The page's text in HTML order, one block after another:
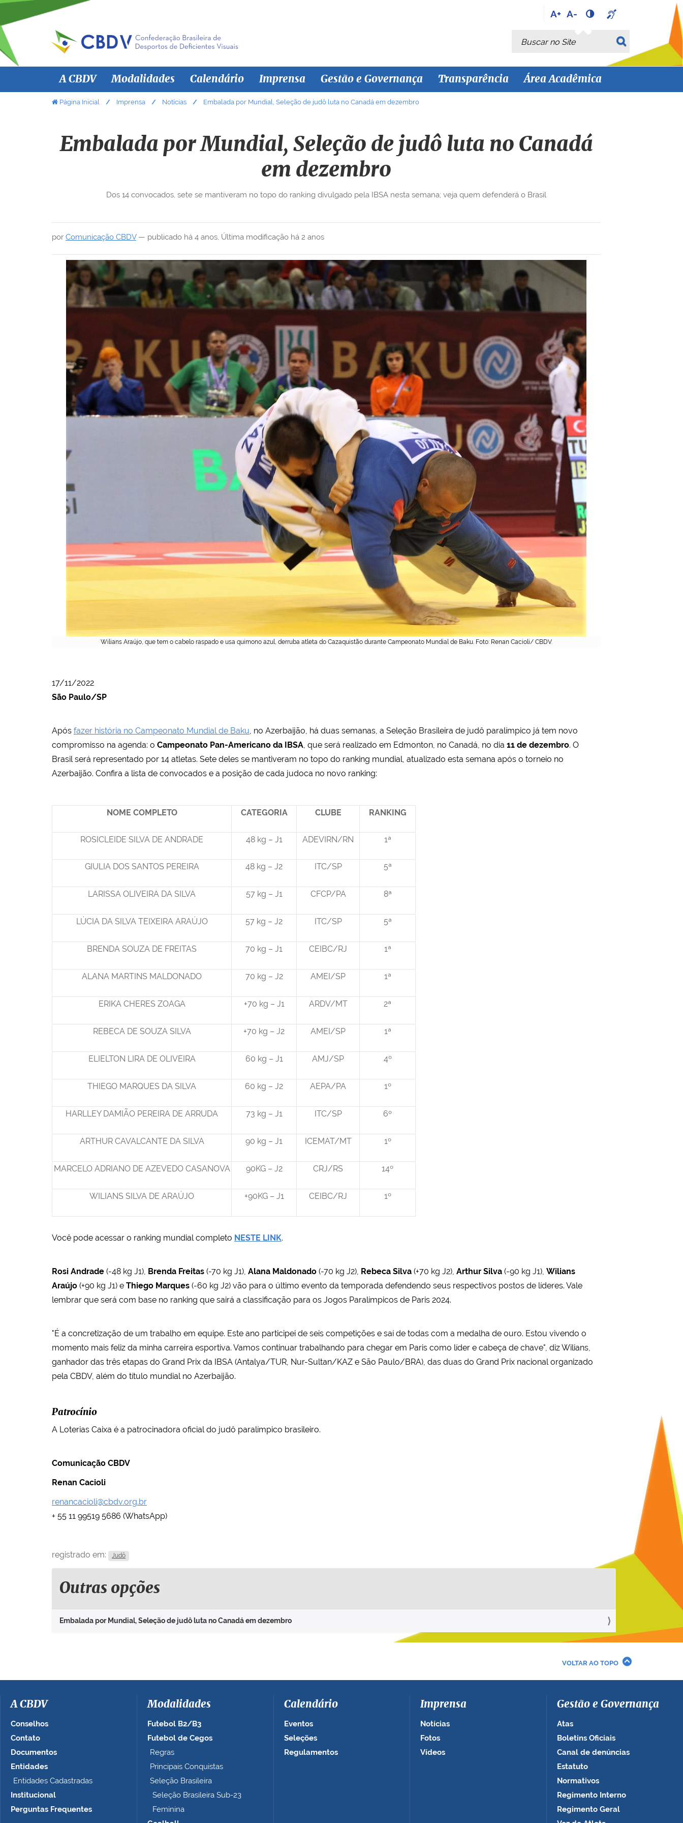
A+ A-
Busca
Busca Avançada…
A CBDV Modalidades Calendário Imprensa Gestão e Governança Transparência Área Acadêmica
V Página Inicial Imprensa Notícias Embalada por Mundial, Seleção de judô luta no Canadá em dezembro
Wilians Araújo, que tem o cabelo raspado e usa quimono azul, derruba atleta do Cazaquistão durante Campeonato Mundial de Baku. Foto: Renan Cacioli/ CBDV.
Embalada por Mundial, Seleção de judô luta no Canadá
em dezembro
por Comunicação CBDV— publicado há 4 anos, Última modificação há 2 anos
Dos 14 convocados, sete se mantiveram no topo do ranking divulgado pela IBSA nesta semana; veja quem defenderá o Brasil
17/11/2022
São Paulo/SP
Após fazer história no Campeonato Mundial de Baku, no Azerbaijão, há duas semanas, a Seleção Brasileira de judô paralímpico já tem novo
compromisso na agenda: o Campeonato Pan-Americano da IBSA, que será realizado em Edmonton, no Canadá, no dia 11 de dezembro. O
Brasil será representado por 14 atletas. Sete deles se mantiveram no topo do ranking mundial, atualizado esta semana após o torneio no
Azerbaijão. Confira a lista de convocados e a posição de cada judoca no novo ranking:
NOME COMPLETO CATEGORIA CLUBE RANKING
ROSICLEIDE SILVA DE ANDRADE 48 kg – J1 ADEVIRN/RN 1ª
GIULIA DOS SANTOS PEREIRA 48 kg – J2 ITC/SP 5ª
LARISSA OLIVEIRA DA SILVA 57 kg – J1 CFCP/PA 8ª
LÚCIA DA SILVA TEIXEIRA ARAÚJO 57 kg – J2 ITC/SP 5ª
BRENDA SOUZA DE FREITAS 70 kg – J1 CEIBC/RJ 1ª
ALANA MARTINS MALDONADO 70 kg – J2 AMEI/SP 1ª
ERIKA CHERES ZOAGA +70 kg – J1 ARDV/MT 2ª
REBECA DE SOUZA SILVA +70 kg – J2 AMEI/SP 1ª
ELIELTON LIRA DE OLIVEIRA 60 kg – J1 AMJ/SP 4º
THIEGO MARQUES DA SILVA 60 kg – J2 AEPA/PA 1º
HARLLEY DAMIÃO PEREIRA DE ARRUDA 73 kg – J1 ITC/SP 6º
ARTHUR CAVALCANTE DA SILVA 90 kg – J1 ICEMAT/MT 1º
MARCELO ADRIANO DE AZEVEDO CASANOVA 90KG – J2 CRJ/RS 14º
WILIANS SILVA DE ARAÚJO +90KG – J1 CEIBC/RJ 1º
Você pode acessar o ranking mundial completo NESTE LINK.
Rosi Andrade (-48 kg J1), Brenda Freitas (-70 kg J1), Alana Maldonado (-70 kg J2), Rebeca Silva (+70 kg J2), Arthur Silva (-90 kg J1), Wilians
Araújo (+90 kg J1) e Thiego Marques (-60 kg J2) vão para o último evento da temporada defendendo seus respectivos postos de líderes. Vale
lembrar que será com base no ranking que sairá a classificação para os Jogos Paralímpicos de Paris 2024.
"É a concretização de um trabalho em equipe. Este ano participei de seis competições e saí de todas com a medalha de ouro. Estou vivendo o
momento mais feliz da minha carreira esportiva. Vamos continuar trabalhando para chegar em Paris como líder e cabeça de chave", diz Wilians,
ganhador das três etapas do Grand Prix da IBSA (Antalya/TUR, Nur-Sultan/KAZ e São Paulo/BRA), das duas do Grand Prix nacional organizado
pela CBDV, além do título mundial no Azerbaijão.
Patrocínio
A Loterias Caixa é a patrocinadora oficial do judô paralímpico brasileiro.
Comunicação CBDV
Renan Cacioli
renancacioli@cbdv.org.br
+ 55 11 99519 5686 (WhatsApp)
registrado em: Judô
Outras opções
Embalada por Mundial, Seleção de judô luta no Canadá em dezembro
VOLTAR AO TOPO
A CBDV
Conselhos
Contato
Documentos
Entidades
Entidades Cadastradas
Institucional
Perguntas Frequentes
Modalidades
Futebol B2/B3
Futebol de Cegos
Regras
Principais Conquistas
Seleção Brasileira
Seleção Brasileira Sub-23
Feminina
Calendário
Eventos
Seleções
Regulamentos
Imprensa
Notícias
Fotos
Vídeos
Gestão e Governança
Atas
Boletins Oficiais
Canal de denúncias
Estatuto
Normativos
Regimento Interno
Regimento Geral